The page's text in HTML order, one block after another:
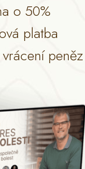
o 50%
platba
peněz